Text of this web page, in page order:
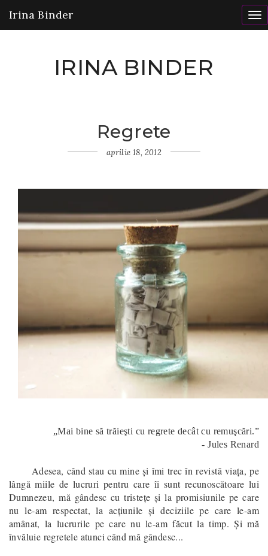
Irina Binder
IRINA BINDER
Regrete
aprilie 18, 2012
„Mai bine să trăieşti cu regrete decât cu remuşcări.”
- Jules Renard
Adesea, când stau cu mine şi îmi trec în revistă viaţa, pe
lângă miile de lucruri pentru care îi sunt recunoscătoare lui
Dumnezeu, mă gândesc cu tristeţe şi la promisiunile pe care
nu le-am respectat, la acţiunile şi deciziile pe care le-am
amânat, la lucrurile pe care nu le-am făcut la timp. Şi mă
învăluie regretele atunci când mă gândesc...